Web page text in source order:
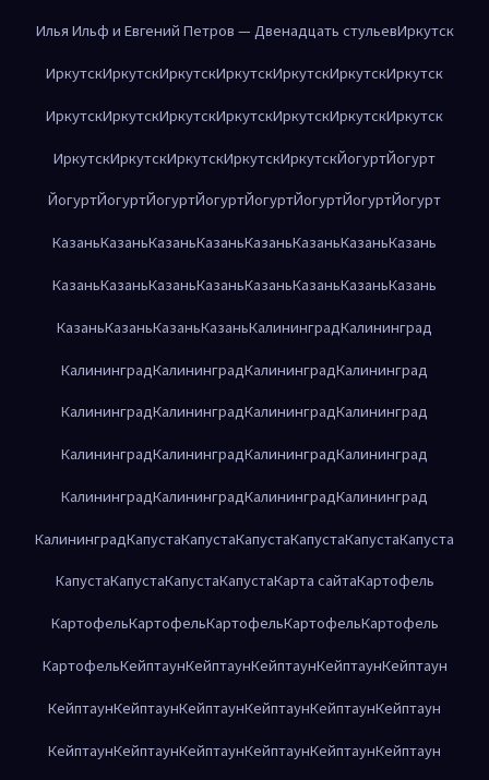
Илья Ильф и Евгений Петров — Двенадцать стульевИркутск
ИркутскИркутскИркутскИркутскИркутскИркутскИркутск
ИркутскИркутскИркутскИркутскИркутскИркутскИркутск
ИркутскИркутскИркутскИркутскИркутскЙогуртЙогурт
ЙогуртЙогуртЙогуртЙогуртЙогуртЙогуртЙогуртЙогурт
КазаньКазаньКазаньКазаньКазаньКазаньКазаньКазань
КазаньКазаньКазаньКазаньКазаньКазаньКазаньКазань
КазаньКазаньКазаньКазаньКалининградКалининград
КалининградКалининградКалининградКалининград
КалининградКалининградКалининградКалининград
КалининградКалининградКалининградКалининград
КалининградКалининградКалининградКалининград
КалининградКапустаКапустаКапустаКапустаКапустаКапуста
КапустаКапустаКапустаКапустаКарта сайтаКартофель
КартофельКартофельКартофельКартофельКартофель
КартофельКейптаунКейптаунКейптаунКейптаунКейптаун
КейптаунКейптаунКейптаунКейптаунКейптаунКейптаун
КейптаунКейптаунКейптаунКейптаунКейптаунКейптаун